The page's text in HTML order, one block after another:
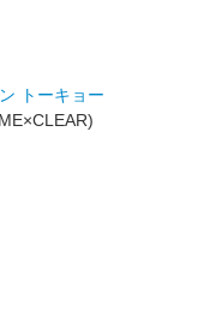
トーキョー